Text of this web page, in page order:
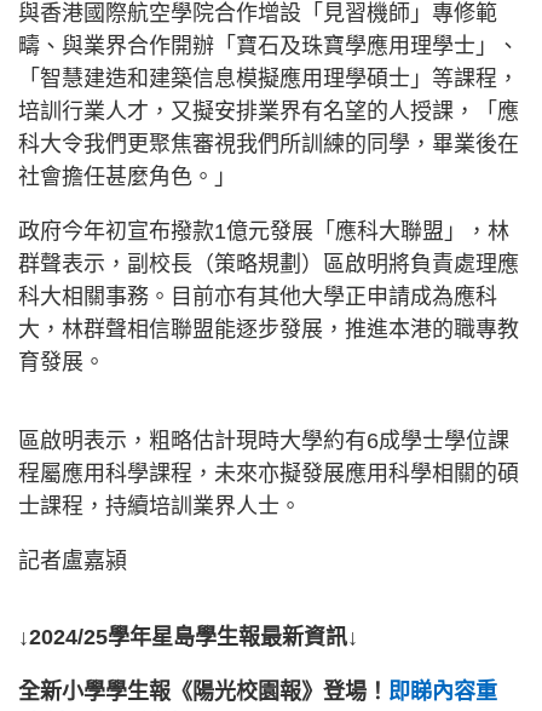
與香港國際航空學院合作增設「見習機師」專修範
疇、與業界合作開辦「寶石及珠寶學應用理學士」、
「智慧建造和建築信息模擬應用理學碩士」等課程，
培訓行業人才，又擬安排業界有名望的人授課，「應
科大令我們更聚焦審視我們所訓練的同學，畢業後在
社會擔任甚麼角色。」
政府今年初宣布撥款1億元發展「應科大聯盟」，林
群聲表示，副校長（策略規劃）區啟明將負責處理應
科大相關事務。目前亦有其他大學正申請成為應科
大，林群聲相信聯盟能逐步發展，推進本港的職專教
育發展。
區啟明表示，粗略估計現時大學約有6成學士學位課
程屬應用科學課程，未來亦擬發展應用科學相關的碩
士課程，持續培訓業界人士。
記者盧嘉潁
↓2024/25學年星島學生報最新資訊↓
全新小學學生報《陽光校園報》登場！ 即睇內容重